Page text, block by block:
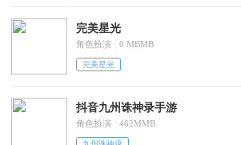
完美星光
角色扮演 0 MBMB
完美星光
抖音九州诛神录手游
角色扮演 462MMB